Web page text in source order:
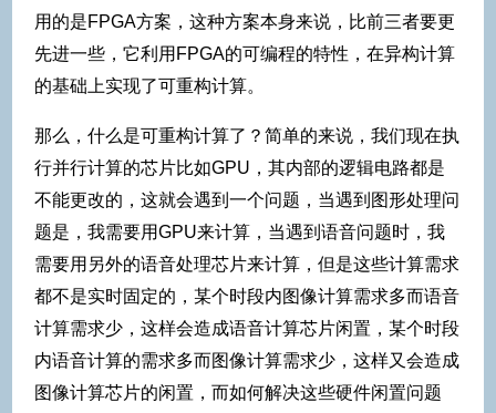
用的是FPGA方案，这种方案本身来说，比前三者要更
先进一些，它利用FPGA的可编程的特性，在异构计算
的基础上实现了可重构计算。
那么，什么是可重构计算了？简单的来说，我们现在执
行并行计算的芯片比如GPU，其内部的逻辑电路都是
不能更改的，这就会遇到一个问题，当遇到图形处理问
题是，我需要用GPU来计算，当遇到语音问题时，我
需要用另外的语音处理芯片来计算，但是这些计算需求
都不是实时固定的，某个时段内图像计算需求多而语音
计算需求少，这样会造成语音计算芯片闲置，某个时段
内语音计算的需求多而图像计算需求少，这样又会造成
图像计算芯片的闲置，而如何解决这些硬件闲置问题